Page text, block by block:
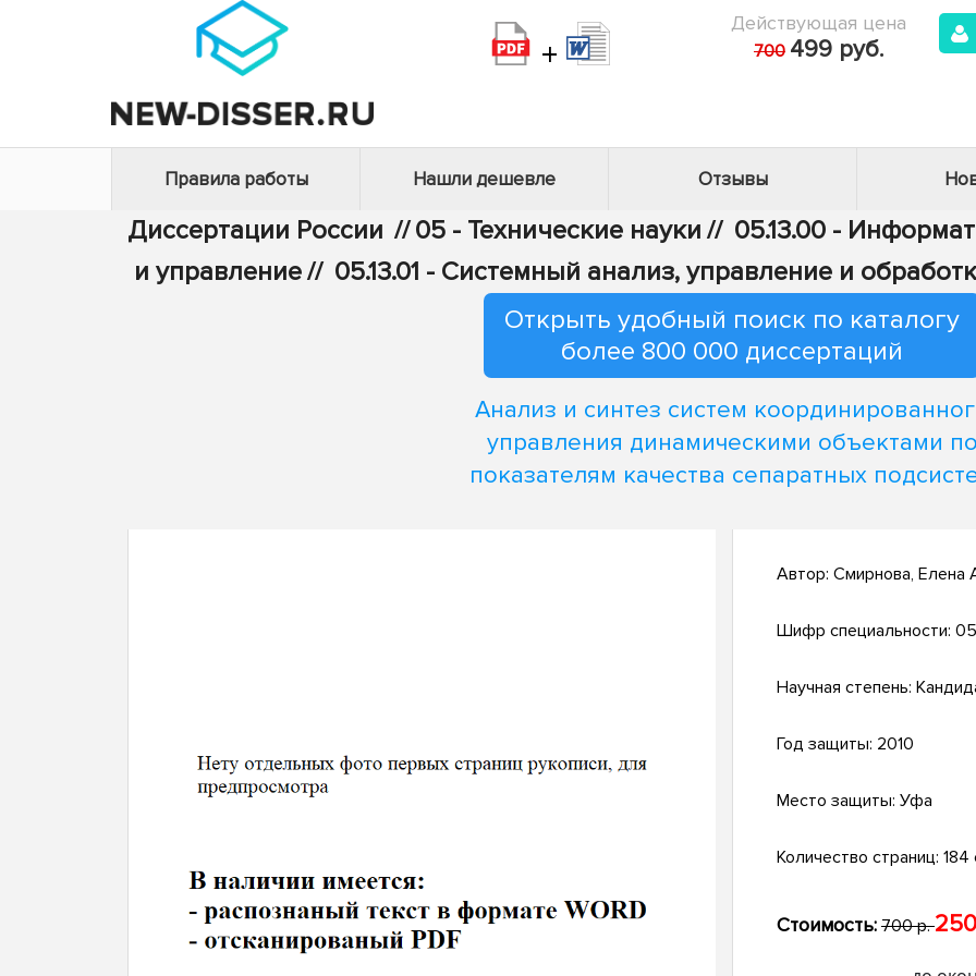
+
Действующая цена
700 499 руб.
Правила работы Нашли дешевле Отзывы
Диссертации России // 05 - Технические науки // 05.13.00 -
и управление// 05.13.01 - Системный анализ, управление и
Открыть удобный поиск по каталогу
более 800 000 диссертаций
Анализ и синтез систем
управления динамическими объектами
показателям качества сепаратных
Автор: Смирнова, Елена
Шифр специальности:
Научная степень:
Год защиты: 2010
Место защиты: Уфа
Количество страниц: 184
Стоимость: 700 р.